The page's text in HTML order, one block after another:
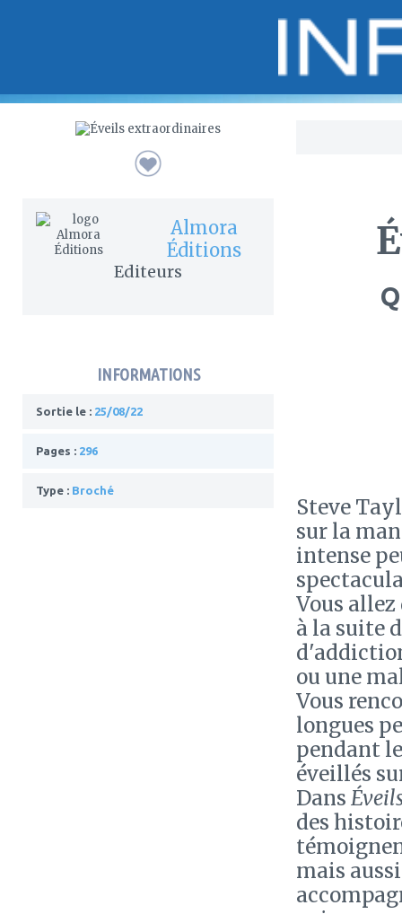
Almora
Éditions
Editeurs
INFORMATIONS
Sortie le : 25/08/22
Pages : 296
Type : Broché
Steve
sur la
intense
Vous
à la suite
ou une
Vous
longues
pendant
éveillés
Dans
des
mais